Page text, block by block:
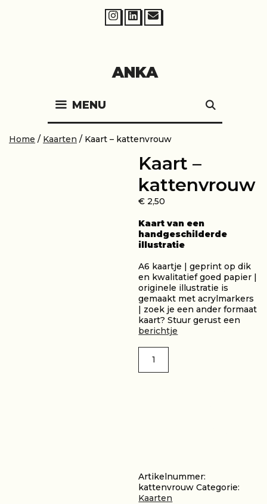
ANKA
MENU
Home / Kaarten / Kaart – kattenvrouw
Kaart –
kattenvrouw
€ 2,50
Kaart van een
handgeschilderde
illustratie
A6 kaartje | geprint op dik
en kwalitatief goed papier |
originele illustratie is
gemaakt met acrylmarkers
| zoek je een ander formaat
kaart? Stuur gerust een
berichtje
kattenvrouw
Artikelnummer:
kattenvrouw Categorie:
Kaarten